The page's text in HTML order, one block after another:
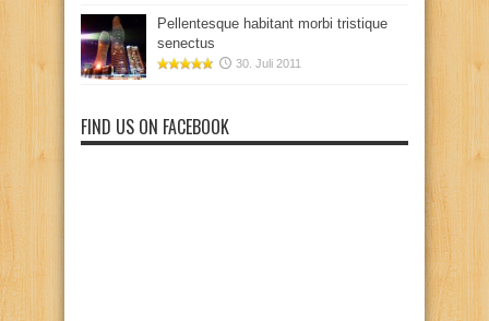
Pellentesque habitant morbi tristique
senectus
30. Juli 2011
FIND US ON FACEBOOK